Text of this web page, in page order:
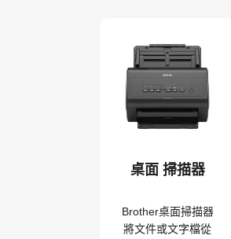
桌面 掃描器
Brother桌面掃描器
將文件或文字檔從